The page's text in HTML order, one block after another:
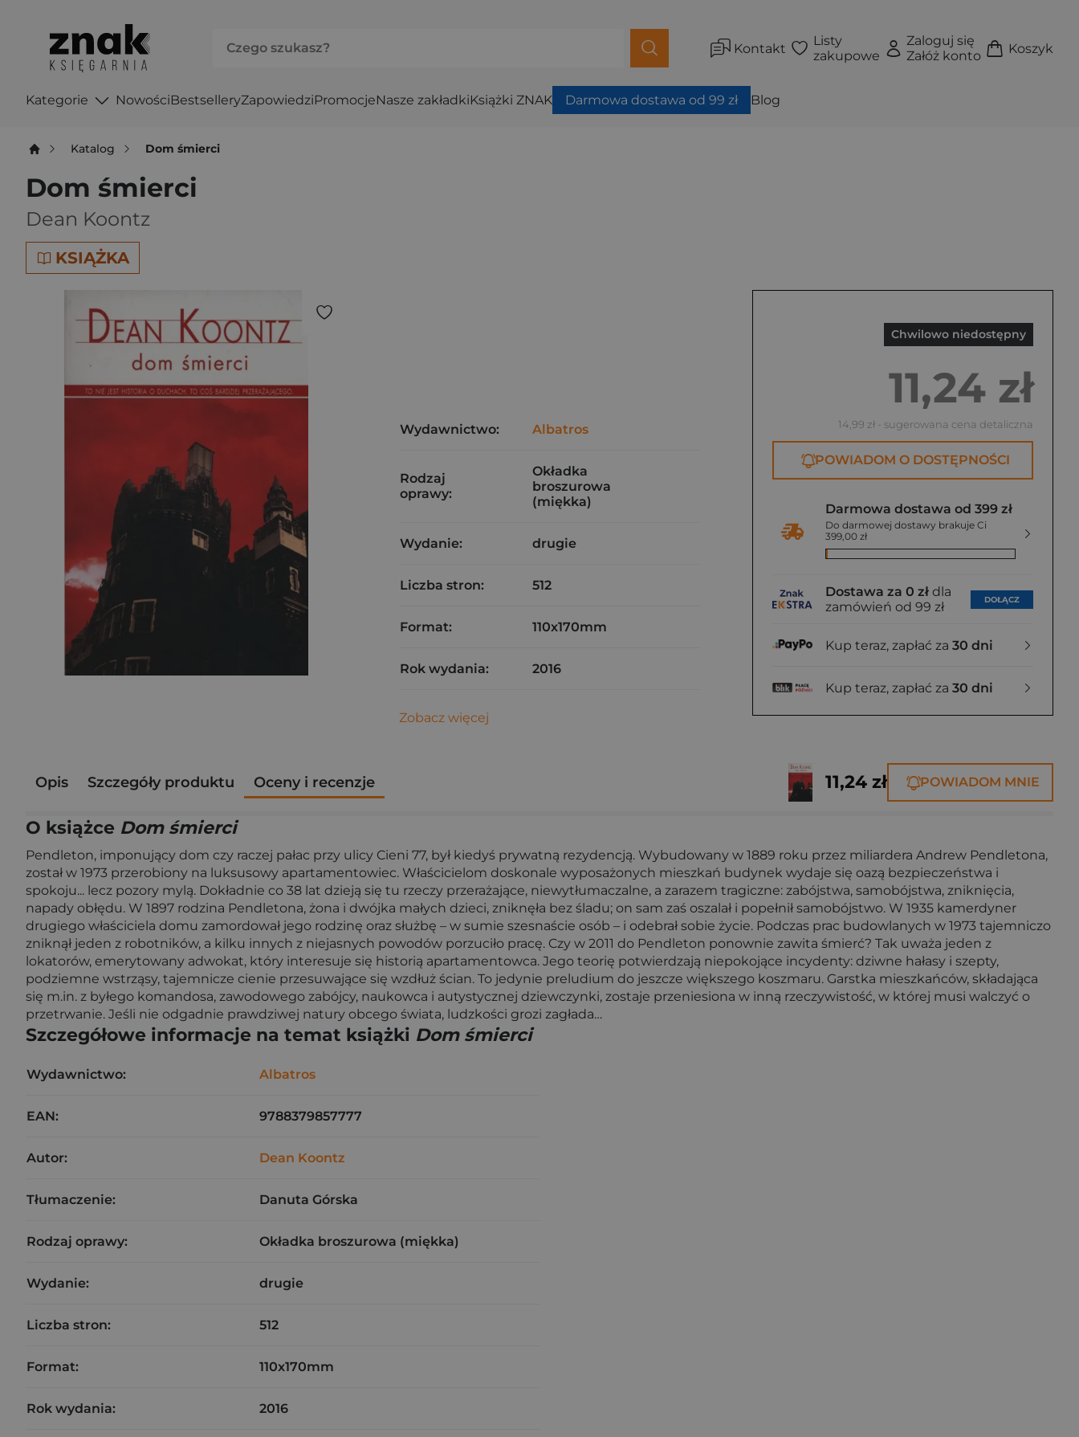
Kontakt
Listy
zakupowe
Zaloguj się
Załóż konto
Koszyk
Kategorie NowościBestselleryZapowiedziPromocjeNasze zakładkiKsiążki ZNAK Darmowa dostawa od 99 zł Blog
Katalog Dom śmierci
Dom śmierci
Dean Koontz
KSIĄŻKA
Chwilowo niedostępny
11,24 zł
14,99 zł - sugerowana cena detaliczna
POWIADOM O DOSTĘPNOŚCI
Darmowa dostawa od 399 zł
Do darmowej dostawy brakuje Ci
399,00 zł
Dostawa za 0 zł dla
zamówień od 99 zł
DOŁĄCZ
Kup teraz, zapłać za 30 dni
Kup teraz, zapłać za 30 dni
Wydawnictwo: Albatros
Rodzaj
oprawy:
Okładka
broszurowa
(miękka)
Wydanie: drugie
Liczba stron: 512
Format: 110x170mm
Rok wydania: 2016
Zobacz więcej
Opis Szczegóły produktu Oceny i recenzje 11,24 zł POWIADOM MNIE
O książce Dom śmierci
Pendleton, imponujący dom czy raczej pałac przy ulicy Cieni 77, był kiedyś prywatną rezydencją. Wybudowany w 1889 roku przez miliardera Andrew Pendletona,
został w 1973 przerobiony na luksusowy apartamentowiec. Właścicielom doskonale wyposażonych mieszkań budynek wydaje się oazą bezpieczeństwa i
spokoju... lecz pozory mylą. Dokładnie co 38 lat dzieją się tu rzeczy przerażające, niewytłumaczalne, a zarazem tragiczne: zabójstwa, samobójstwa, zniknięcia,
napady obłędu. W 1897 rodzina Pendletona, żona i dwójka małych dzieci, zniknęła bez śladu; on sam zaś oszalał i popełnił samobójstwo. W 1935 kamerdyner
drugiego właściciela domu zamordował jego rodzinę oraz służbę – w sumie szesnaście osób – i odebrał sobie życie. Podczas prac budowlanych w 1973 tajemniczo
zniknął jeden z robotników, a kilku innych z niejasnych powodów porzuciło pracę. Czy w 2011 do Pendleton ponownie zawita śmierć? Tak uważa jeden z
lokatorów, emerytowany adwokat, który interesuje się historią apartamentowca. Jego teorię potwierdzają niepokojące incydenty: dziwne hałasy i szepty,
podziemne wstrząsy, tajemnicze cienie przesuwające się wzdłuż ścian. To jedynie preludium do jeszcze większego koszmaru. Garstka mieszkańców, składająca
się m.in. z byłego komandosa, zawodowego zabójcy, naukowca i autystycznej dziewczynki, zostaje przeniesiona w inną rzeczywistość, w której musi walczyć o
przetrwanie. Jeśli nie odgadnie prawdziwej natury obcego świata, ludzkości grozi zagłada…
Szczegółowe informacje na temat książki Dom śmierci
Wydawnictwo: Albatros
EAN: 9788379857777
Autor: Dean Koontz
Tłumaczenie: Danuta Górska
Rodzaj oprawy: Okładka broszurowa (miękka)
Wydanie: drugie
Liczba stron: 512
Format: 110x170mm
Rok wydania: 2016